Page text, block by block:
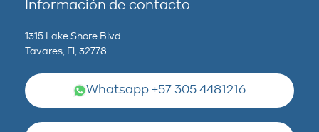
Información de contacto
1315 Lake Shore Blvd
Tavares, Fl, 32778
Whatsapp +57 305 4481216